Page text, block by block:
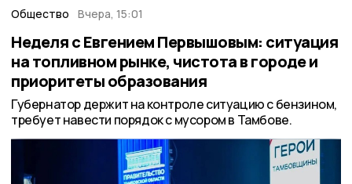
Общество Вчера, 15:01
Неделя с Евгением Первышовым: ситуация
на топливном рынке, чистота в городе и
приоритеты образования
Губернатор держит на контроле ситуацию с бензином,
требует навести порядок с мусором в Тамбове.